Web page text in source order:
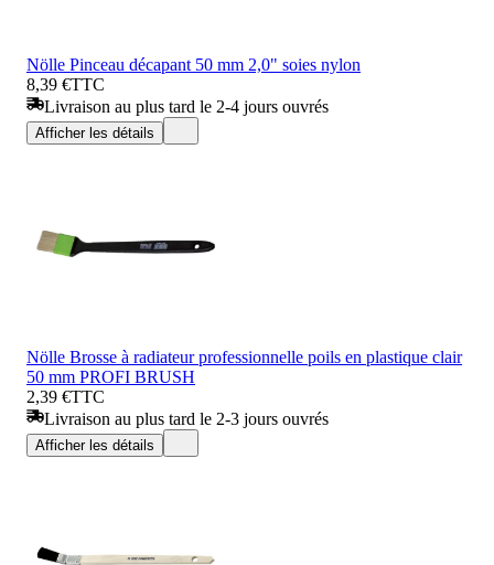
Nölle Pinceau décapant 50 mm 2,0" soies nylon
8,39 €TTC
Livraison au plus tard le 2-4 jours ouvrés
Afficher les détails
Nölle Brosse à radiateur professionnelle poils en plastique clair
50 mm PROFI BRUSH
2,39 €TTC
Livraison au plus tard le 2-3 jours ouvrés
Afficher les détails